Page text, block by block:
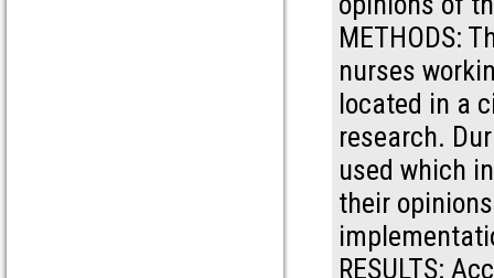
METHODS:
nurses
located in a
research.
used which
their
RESULTS: